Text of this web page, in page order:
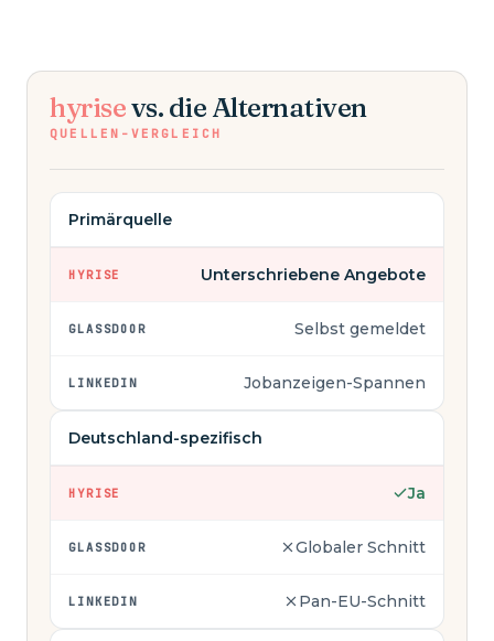
hyrisevs. die Alternativen
QUELLEN-VERGLEICH
Primärquelle
HYRISE Unterschriebene Angebote
GLASSDOOR Selbst gemeldet
LINKEDIN Jobanzeigen-Spannen
Deutschland-spezifisch
HYRISE Ja
GLASSDOOR Globaler Schnitt
LINKEDIN Pan-EU-Schnitt